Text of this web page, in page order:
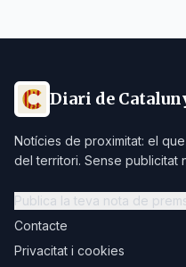
Diari de
Notícies de proximitat: el
del territori. Sense publicitat
Publica la teva nota de
Contacte
Privacitat i cookies